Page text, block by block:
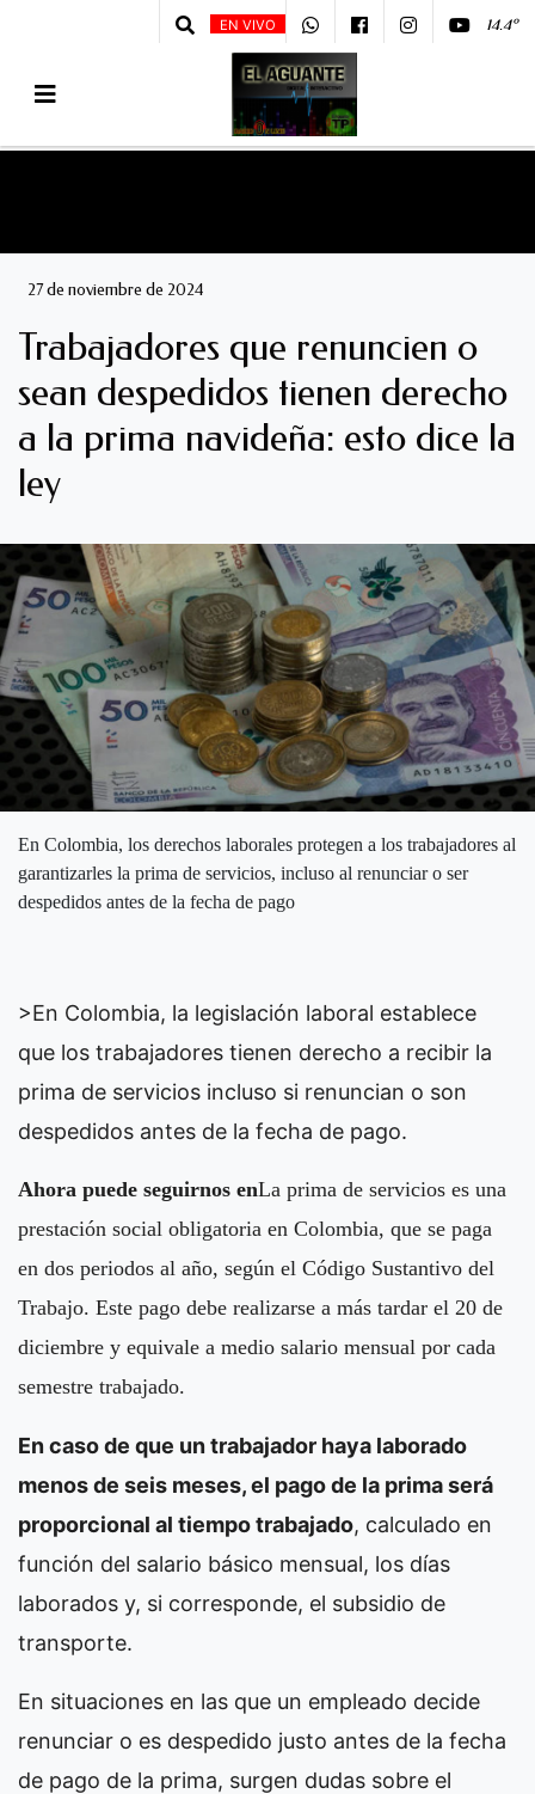
EN VIVO 14.4º
27 de noviembre de 2024
Trabajadores que renuncien o
sean despedidos tienen derecho
a la prima navideña: esto dice la
ley
En Colombia, los derechos laborales protegen a los trabajadores al
garantizarles la prima de servicios, incluso al renunciar o ser
despedidos antes de la fecha de pago
>En Colombia, la legislación laboral establece
que los trabajadores tienen derecho a recibir la
prima de servicios incluso si renuncian o son
despedidos antes de la fecha de pago.
Ahora puede seguirnos enLa prima de servicios es una
prestación social obligatoria en Colombia, que se paga
en dos periodos al año, según el Código Sustantivo del
Trabajo. Este pago debe realizarse a más tardar el 20 de
diciembre y equivale a medio salario mensual por cada
semestre trabajado.
En caso de que un trabajador haya laborado
menos de seis meses, el pago de la prima será
proporcional al tiempo trabajado, calculado en
función del salario básico mensual, los días
laborados y, si corresponde, el subsidio de
transporte.
En situaciones en las que un empleado decide
renunciar o es despedido justo antes de la fecha
de pago de la prima, surgen dudas sobre el